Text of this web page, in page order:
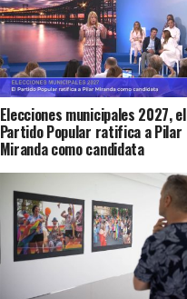
Elecciones municipales 2027, el
Partido Popular ratifica a Pilar
Miranda como candidata